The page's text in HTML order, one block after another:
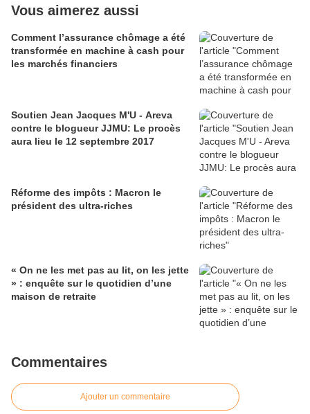
Vous aimerez aussi
Comment l’assurance chômage a été
transformée en machine à cash pour
les marchés financiers
Soutien Jean Jacques M'U - Areva
contre le blogueur JJMU: Le procès
aura lieu le 12 septembre 2017
Réforme des impôts : Macron le
président des ultra-riches
« On ne les met pas au lit, on les jette
» : enquête sur le quotidien d’une
maison de retraite
Commentaires
Ajouter un commentaire